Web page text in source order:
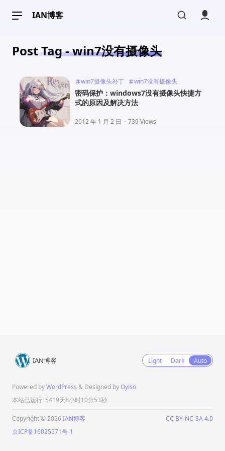
IAN博客
Post Tag - win7没有摄像头
win7摄像头补丁 win7没有摄像头
密码保护：windows7没有摄像头快捷方
式的原因及解决方法
2012 年 1 月 2 日 · 739 Views
IAN博客 Light Dark Auto
Powered byWordPress & Designed byOyiso
本站已运行: 5419天8小时10分53秒
Copyright © 2026 IAN博客
CC BY-NC-SA 4.0
京ICP备16025571号-1